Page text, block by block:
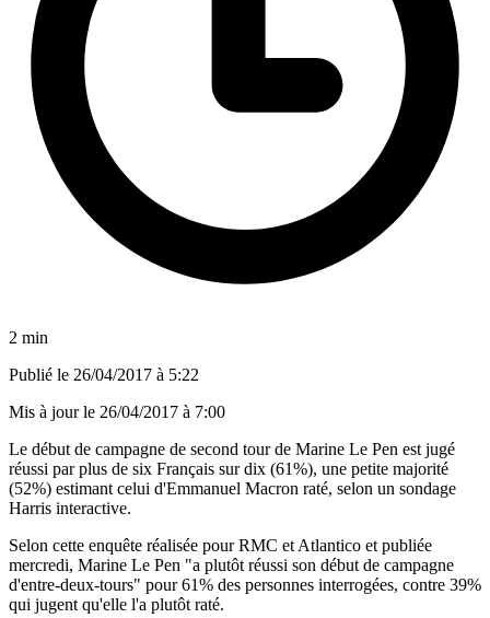
2 min
Publié le 26/04/2017 à 5:22
Mis à jour le 26/04/2017 à 7:00
Le début de campagne de second tour de Marine Le Pen est jugé
réussi par plus de six Français sur dix (61%), une petite majorité
(52%) estimant celui d'Emmanuel Macron raté, selon un sondage
Harris interactive.
Selon cette enquête réalisée pour RMC et Atlantico et publiée
mercredi, Marine Le Pen "a plutôt réussi son début de campagne
d'entre-deux-tours" pour 61% des personnes interrogées, contre 39%
qui jugent qu'elle l'a plutôt raté.